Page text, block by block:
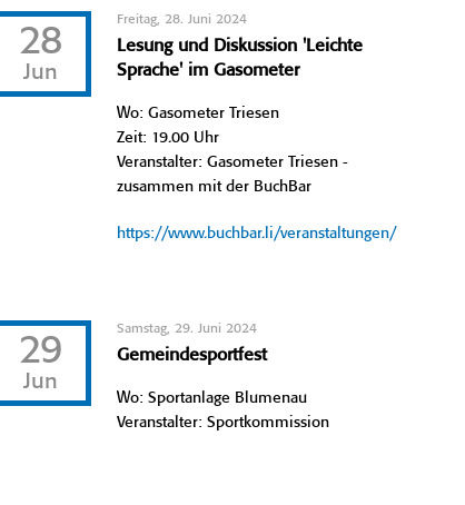
28
Jun
Freitag, 28. Juni 2024
Lesung und Diskussion 'Leichte
Sprache' im Gasometer
Wo: Gasometer Triesen
Zeit: 19.00 Uhr
Veranstalter: Gasometer Triesen -
zusammen mit der BuchBar
https://www.buchbar.li/veranstaltungen/
29
Jun
Samstag, 29. Juni 2024
Gemeindesportfest
Wo: Sportanlage Blumenau
Veranstalter: Sportkommission